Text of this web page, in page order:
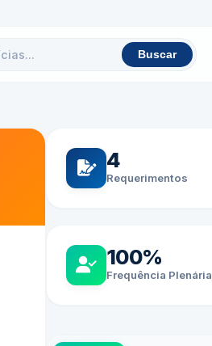
Buscar
4
Requerimentos
100%
Frequência Plenária